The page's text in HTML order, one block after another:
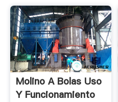
Molino A Bolas Uso
Y Funcionamiento